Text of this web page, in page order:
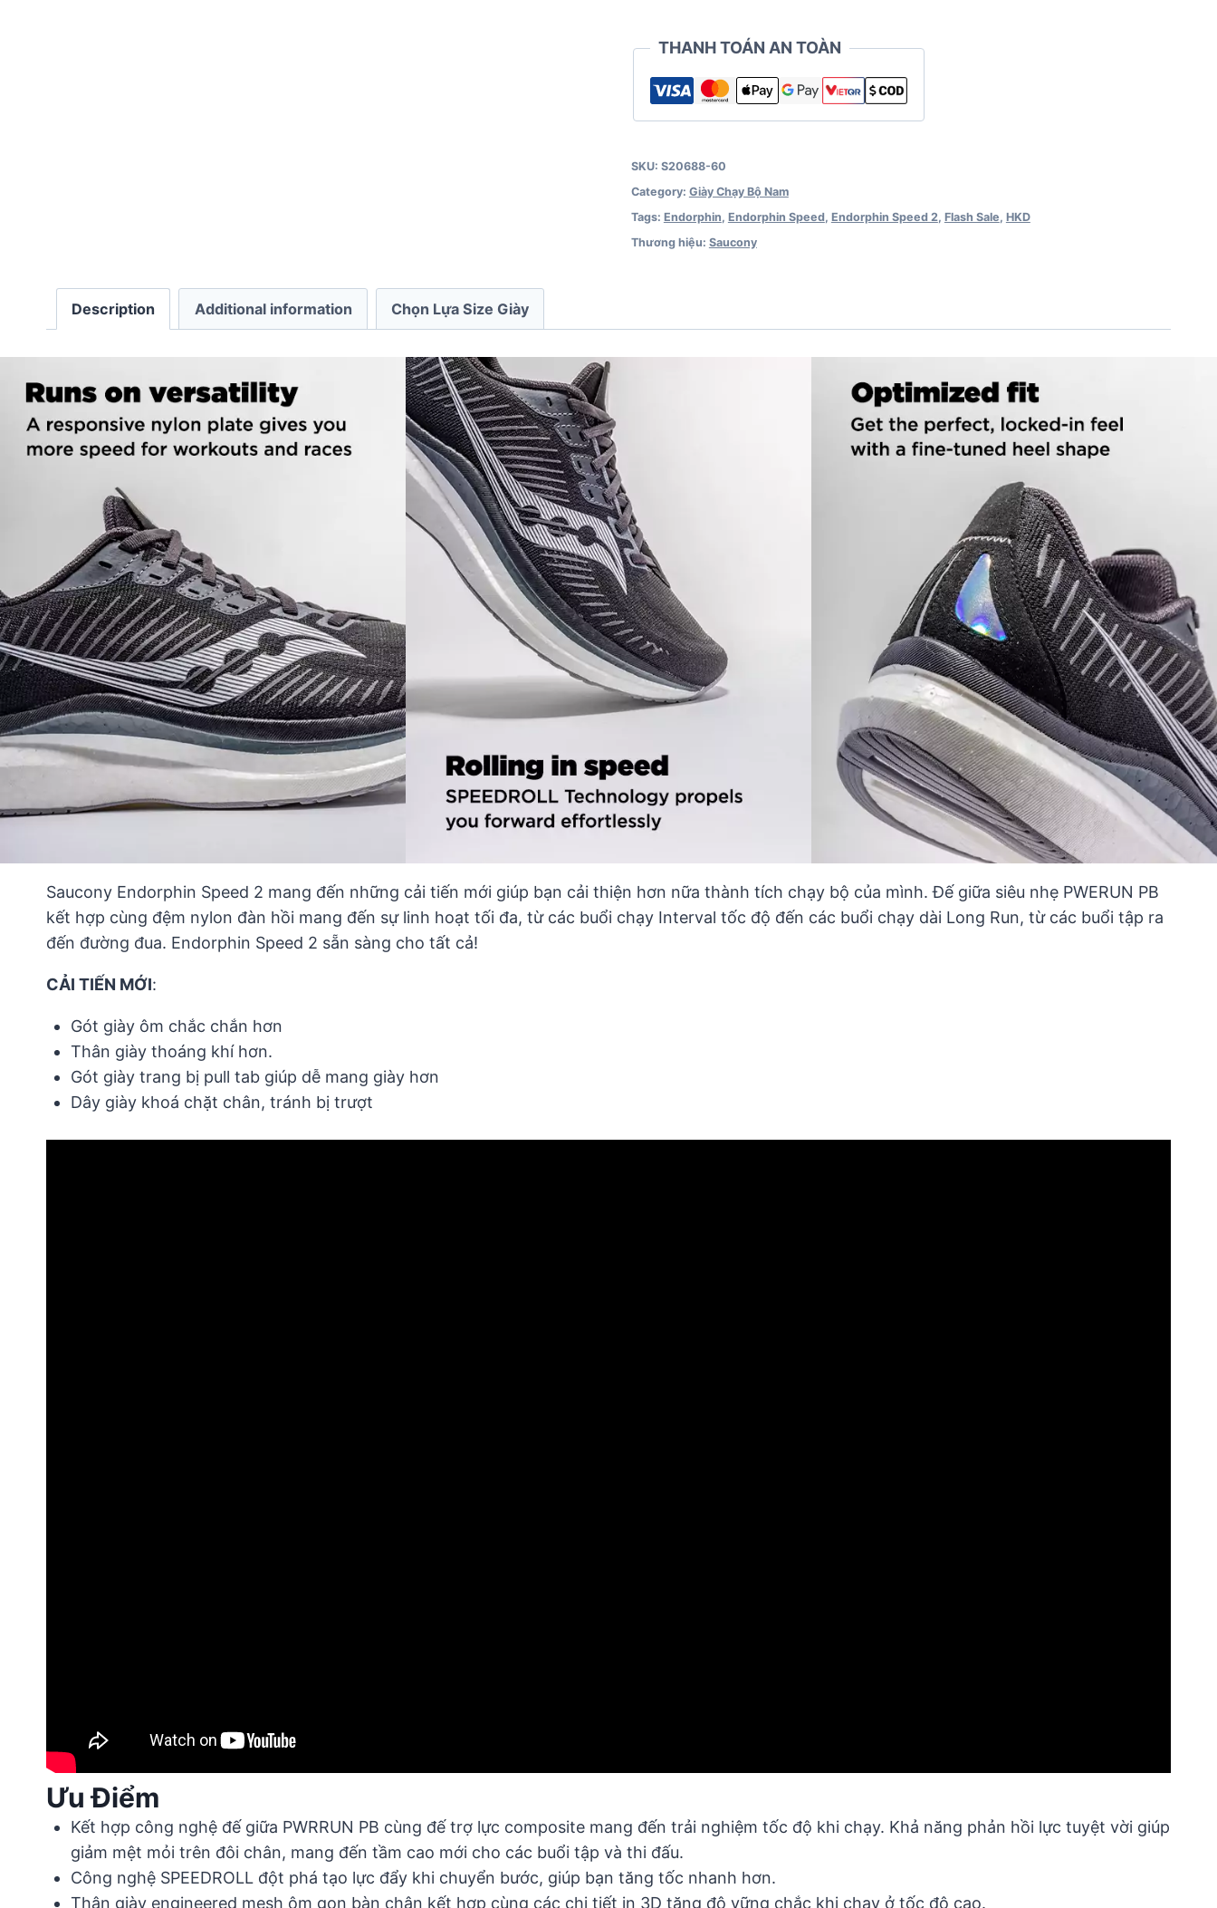
THANH TOÁN AN TOÀN
SKU: S20688-60
Category: Giày Chạy Bộ Nam
Tags: Endorphin, Endorphin Speed, Endorphin Speed 2, Flash Sale, HKD
Thương hiệu: Saucony
Description Additional information Chọn Lựa Size Giày
Saucony Endorphin Speed 2 mang đến những cải tiến mới giúp bạn cải thiện hơn nữa thành tích chạy bộ của mình. Đế giữa siêu nhẹ PWERUN PB
kết hợp cùng đệm nylon đàn hồi mang đến sự linh hoạt tối đa, từ các buổi chạy Interval tốc độ đến các buổi chạy dài Long Run, từ các buổi tập ra
đến đường đua. Endorphin Speed 2 sẵn sàng cho tất cả!
CẢI TIẾN MỚI:
Gót giày ôm chắc chắn hơn
Thân giày thoáng khí hơn.
Gót giày trang bị pull tab giúp dễ mang giày hơn
Dây giày khoá chặt chân, tránh bị trượt
Ưu Điểm
Kết hợp công nghệ đế giữa PWRRUN PB cùng đế trợ lực composite mang đến trải nghiệm tốc độ khi chạy. Khả năng phản hồi lực tuyệt vời giúp
giảm mệt mỏi trên đôi chân, mang đến tầm cao mới cho các buổi tập và thi đấu.
Công nghệ SPEEDROLL đột phá tạo lực đẩy khi chuyển bước, giúp bạn tăng tốc nhanh hơn.
Thân giày engineered mesh ôm gọn bàn chân kết hợp cùng các chi tiết in 3D tăng độ vững chắc khi chạy ở tốc độ cao.